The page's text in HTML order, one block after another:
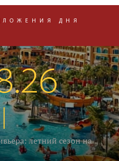
ДНЯ
летний сезон на